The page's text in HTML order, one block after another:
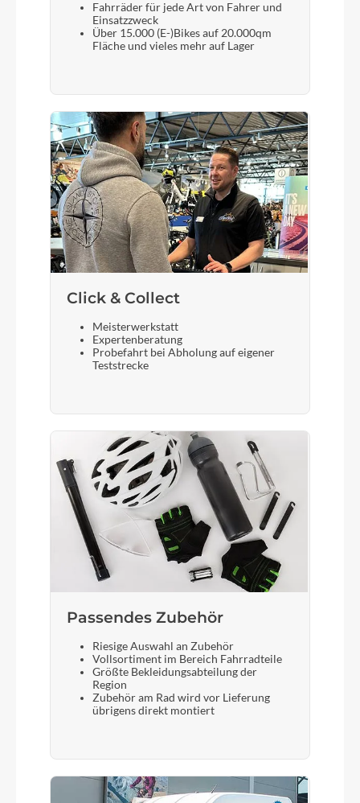
Fahrräder für jede Art von Fahrer und
Einsatzzweck
Über 15.000 (E-)Bikes auf 20.000qm
Fläche und vieles mehr auf Lager
Click & Collect
Meisterwerkstatt
Expertenberatung
Probefahrt bei Abholung auf eigener
Teststrecke
Passendes Zubehör
Riesige Auswahl an Zubehör
Vollsortiment im Bereich Fahrradteile
Größte Bekleidungsabteilung der
Region
Zubehör am Rad wird vor Lieferung
übrigens direkt montiert